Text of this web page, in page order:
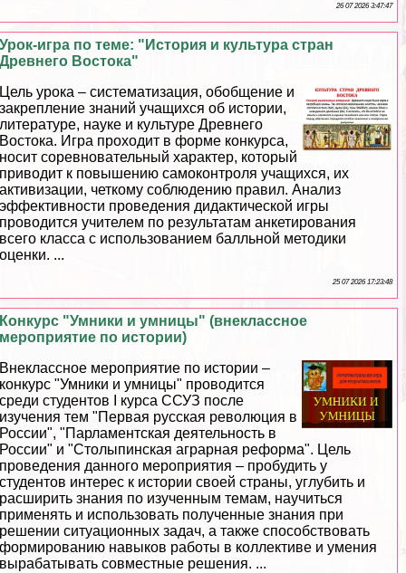
26 07 2026 3:47:47
Урок-игра по теме: "История и культура стран
Древнего Востока"
Цель урока – систематизация, обобщение и
закрепление знаний учащихся об истории,
литературе, науке и культуре Древнего
Востока. Игра проходит в форме конкурса,
носит соревновательный хаpaктер, который
приводит к повышению самоконтроля учащихся, их
активизации, четкому соблюдению правил. Анализ
эффективности проведения дидактической игры
проводится учителем по результатам анкетирования
всего класса с использованием балльной методики
оценки. ...
25 07 2026 17:23:48
Конкурс "Умники и умницы" (внеклассное
мероприятие по истории)
Внеклассное мероприятие по истории –
конкурс "Умники и умницы" проводится
среди студентов I курса ССУЗ после
изучения тем "Первая русская революция в
России", "Парламентская деятельность в
России" и "Столыпинская аграрная реформа". Цель
проведения данного мероприятия – пробудить у
студентов интерес к истории своей страны, углубить и
расширить знания по изученным темам, научиться
применять и использовать полученные знания при
решении ситуационных задач, а также способствовать
формированию навыков работы в коллективе и умения
выpaбатывать совместные решения. ...